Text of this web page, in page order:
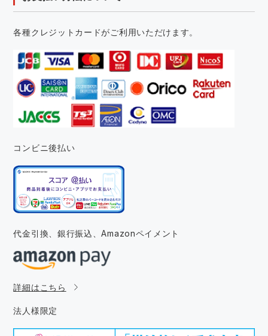
各種クレジットカードがご利用いただけます。
コンビニ後払い
代金引換、銀行振込、Amazonペイメント
詳細はこちら
法人様限定